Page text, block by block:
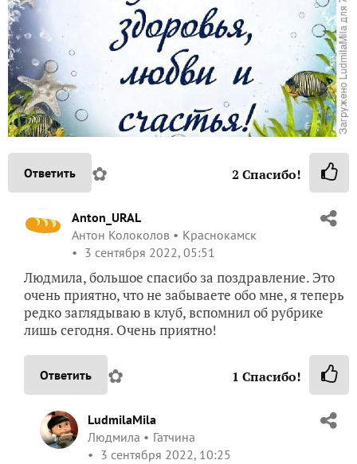
Ответить ✿ 2 Спасибо!
Anton_URAL
Антон Колоколов
Краснокамск
3 сентября 2022, 05:51
Людмила, большое спасибо за поздравление. Это
очень приятно, что не забываете обо мне, я теперь
редко заглядываю в клуб, вспомнил об рубрике
лишь сегодня. Очень приятно!
Ответить ✿ 1 Спасибо!
LudmilaMila
Людмила
Гатчина
3 сентября 2022, 10:25